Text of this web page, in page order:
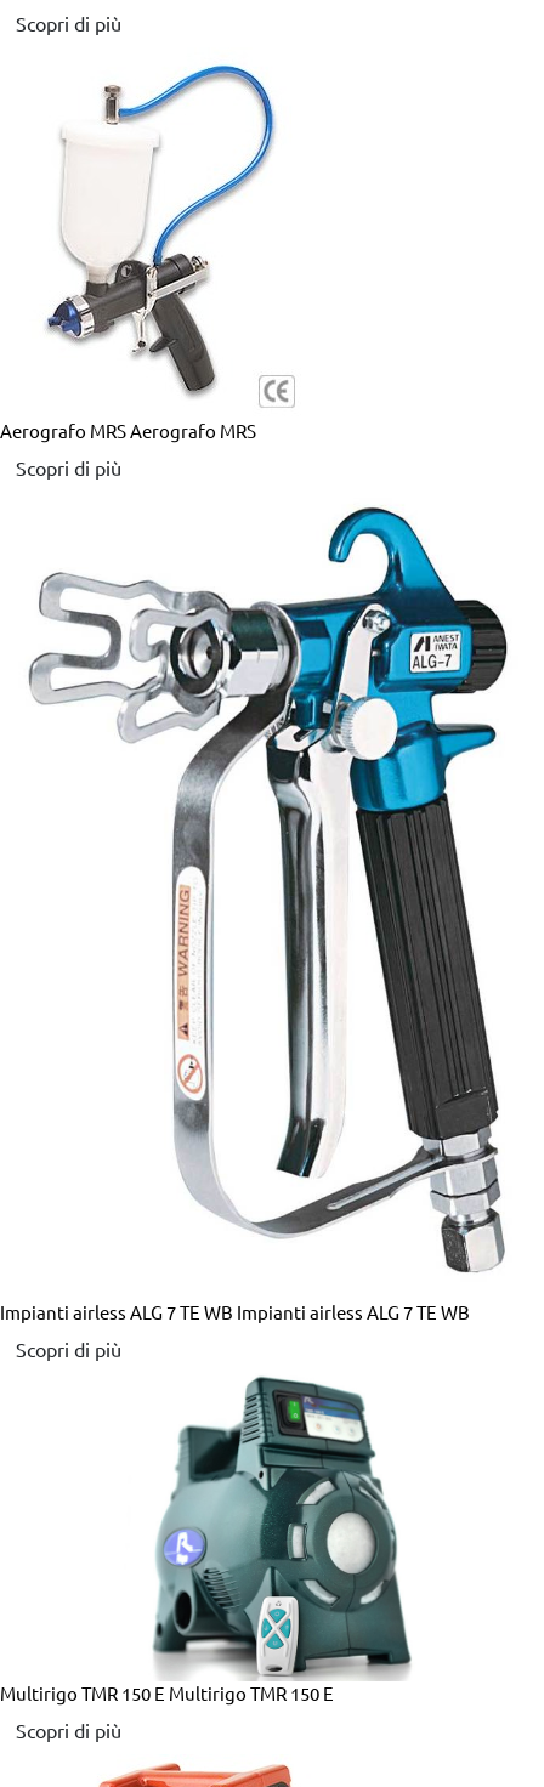
Scopri di più
Aerografo MRSAerografo MRS
Scopri di più
Impianti airless ALG 7 TE WB Impianti airless ALG 7 TE WB
Scopri di più
Multirigo TMR 150 E Multirigo TMR 150 E
Scopri di più